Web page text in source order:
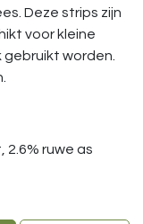
Deze strips zijn
voor kleine
worden.
2.6% ruwe as